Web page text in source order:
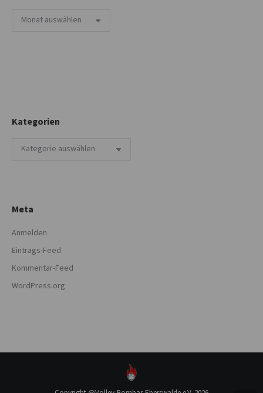
Archiv
Kategorien
Kategorien
Meta
Anmelden
Eintrags-Feed
Kommentar-Feed
WordPress.org